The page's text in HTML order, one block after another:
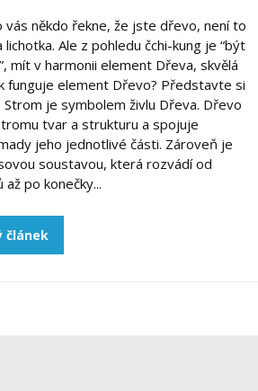
vás někdo řekne, že jste dřevo, není to
lichotka. Ale z pohledu čchi-kung je “být
mít v harmonii element Dřeva, skvělá
funguje element Dřevo? Představte si
je symbolem živlu Dřeva. Dřevo
tvar a strukturu a spojuje
jeho jednotlivé části. Zároveň je
soustavou, která rozvádí od
až po konečky...
článek